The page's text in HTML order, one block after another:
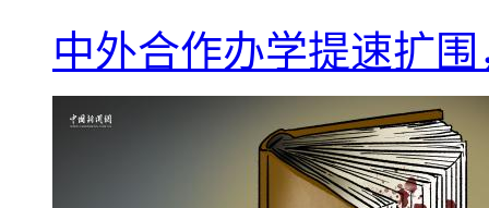
中外合作办学提速扩